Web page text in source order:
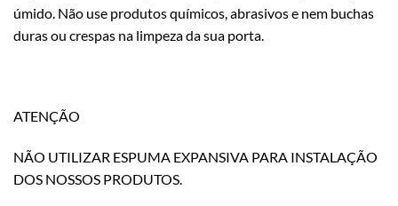
úmido. Não use produtos químicos, abrasivos e nem buchas
duras ou crespas na limpeza da sua porta.
ATENÇÃO
NÃO UTILIZAR ESPUMA EXPANSIVA PARA INSTALAÇÃO
DOS NOSSOS PRODUTOS.